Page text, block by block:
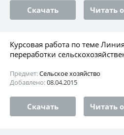
Скачать Читать
Курсовая работа по теме
переработки
Предмет:Сельское хозяйство
Добавлено:08.04.2015
Скачать Читать